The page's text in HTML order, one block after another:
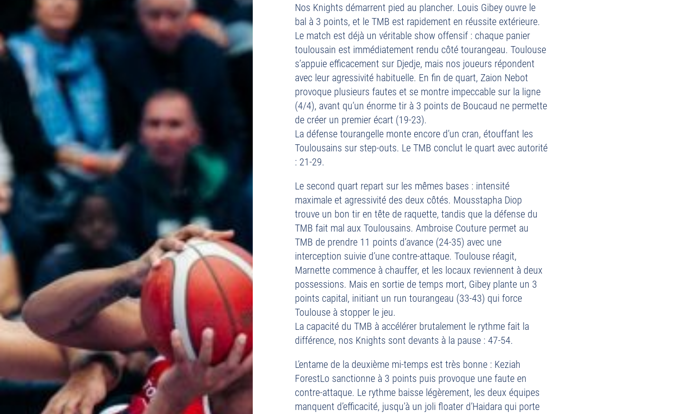
Nos Knights démarrent pied au plancher. Louis Gibey ouvre le
bal à 3 points, et le TMB est rapidement en réussite extérieure.
Le match est déjà un véritable show offensif : chaque panier
toulousain est immédiatement rendu côté tourangeau. Toulouse
s’appuie efficacement sur Djedje, mais nos joueurs répondent
avec leur agressivité habituelle. En fin de quart, Zaion Nebot
provoque plusieurs fautes et se montre impeccable sur la ligne
(4/4), avant qu’un énorme tir à 3 points de Boucaud ne permette
de créer un premier écart (19-23).
La défense tourangelle monte encore d’un cran, étouffant les
Toulousains sur step-outs. Le TMB conclut le quart avec autorité
: 21-29.
Le second quart repart sur les mêmes bases : intensité
maximale et agressivité des deux côtés. Mousstapha Diop
trouve un bon tir en tête de raquette, tandis que la défense du
TMB fait mal aux Toulousains. Ambroise Couture permet au
TMB de prendre 11 points d’avance (24-35) avec une
interception suivie d’une contre-attaque. Toulouse réagit,
Marnette commence à chauffer, et les locaux reviennent à deux
possessions. Mais en sortie de temps mort, Gibey plante un 3
points capital, initiant un run tourangeau (33-43) qui force
Toulouse à stopper le jeu.
La capacité du TMB à accélérer brutalement le rythme fait la
différence, nos Knights sont devants à la pause : 47-54.
L’entame de la deuxième mi-temps est très bonne : Keziah
ForestLo sanctionne à 3 points puis provoque une faute en
contre-attaque. Le rythme baisse légèrement, les deux équipes
manquent d’efficacité, jusqu’à un joli floater d’Haidara qui porte